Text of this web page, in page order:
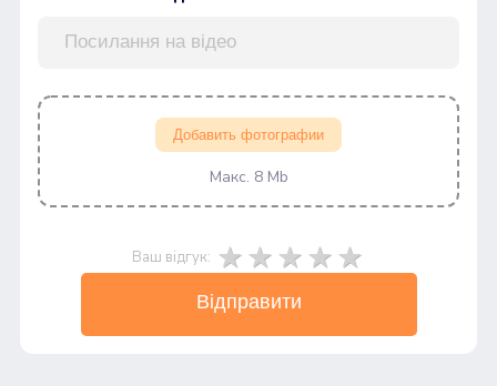
Добавить фотографии
Макс. 8 Mb
Ваш відгук:
Відправити